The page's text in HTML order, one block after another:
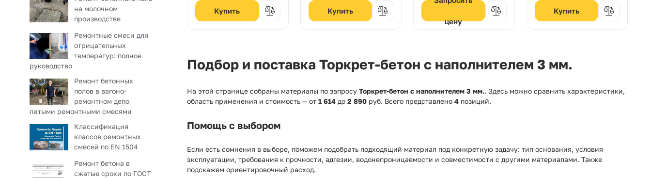
на молочном
производстве
Ремонтные смеси для
отрицательных
температур: полное
руководство
Ремонт бетонных
полов в вагоно-
ремонтном депо
литыми ремонтными смесями
Классификация
классов ремонтных
смесей по EN 1504
Ремонт бетона в
сжатые сроки по ГОСТ
железобетона
железобетона
больших объемах
механизированным
способом c толщиной
цену
Подбор и поставка Торкрет-бетон с наполнителем 3 мм.
На этой странице собраны материалы по запросу Торкрет-бетон с наполнителем 3 мм.. Здесь можно сравнить характеристики,
область применения и стоимость — от 1 614 до 2 890 руб. Всего представлено 4 позиций.
Помощь с выбором
Если есть сомнения в выборе, поможем подобрать подходящий материал под конкретную задачу: тип основания, условия
эксплуатации, требования к прочности, адгезии, водонепроницаемости и совместимости с другими материалами. Также
подскажем ориентировочный расход.